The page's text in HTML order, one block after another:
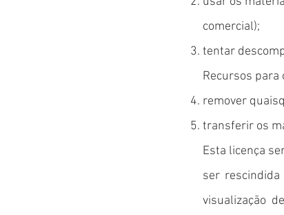
comercial);
tentar
Recursos para
remover
transferir os
​Esta licença
ser
visualização